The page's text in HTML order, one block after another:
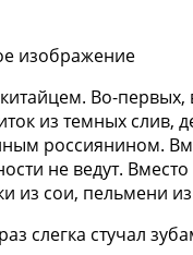
изображение
Во-первых,
из темных слив,
россиянином.
не ведут.
из сои,
слегка стучал